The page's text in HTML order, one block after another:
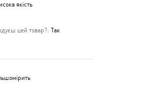
якість
цей товар?: Так